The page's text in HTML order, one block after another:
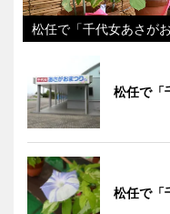
松任で「千代女あさがお
松任で「
松任で「